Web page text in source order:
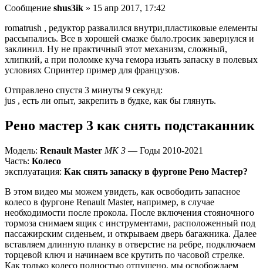
Сообщение shus3ik » 15 апр 2017, 17:42
romatrush , редуктор развалился внутри,пластиковые елементы
рассыпались. Все в хорошей смазке было.тросик завернулся и
заклинил. Ну не практичный этот механизм, сложный,
хлипкий, а при поломке куча гемора изьять запаску в полевых
условиях Спринтер пример для французов.
Отправлено спустя 3 минуты 9 секунд:
jus , есть ли опыт, закрепить в будке, как бы глянуть.
Рено мастер 3 как снять подстаканник
Модель: Renault Master MK 3 — Годы 2010-2021
Часть: Колесо
эксплуатация: Как снять запаску в фургоне Рено Мастер?
В этом видео мы можем увидеть, как освободить запасное
колесо в фургоне Renault Master, например, в случае
необходимости после прокола. После включения стояночного
тормоза снимаем ящик с инструментами, расположенный под
пассажирским сиденьем, и открываем дверь багажника. Далее
вставляем длинную планку в отверстие на ребре, подключаем
торцевой ключ и начинаем все крутить по часовой стрелке.
Как только колесо полностью отпущено, мы освобождаем